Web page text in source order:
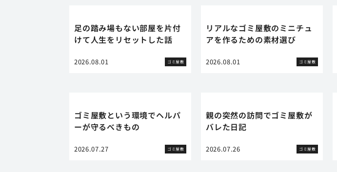
足の踏み場もない部屋を片付
けて人生をリセットした話
2026.08.01 ゴミ屋敷
リアルなゴミ屋敷のミニチュ
アを作るための素材選び
2026.08.01 ゴミ屋敷
ゴミ屋敷という環境でヘルパ
ーが守るべきもの
2026.07.27 ゴミ屋敷
親の突然の訪問でゴミ屋敷が
バレた日記
2026.07.26 ゴミ屋敷